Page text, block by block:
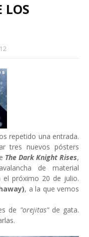
LOS
repetido una entrada.
tres nuevos pósters
The Dark Knight Rises,
de material
próximo 20 de julio.
, a la que vemos
de "orejitas"de gata.